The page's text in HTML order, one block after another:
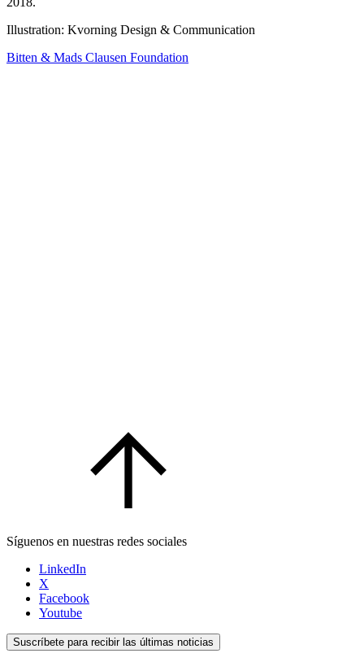
Illustration: Kvorning Design & Communication
Bitten & Mads Clausen Foundation
Síguenos en nuestras redes sociales
LinkedIn
X
Facebook
Youtube
Suscríbete para recibir las últimas noticias